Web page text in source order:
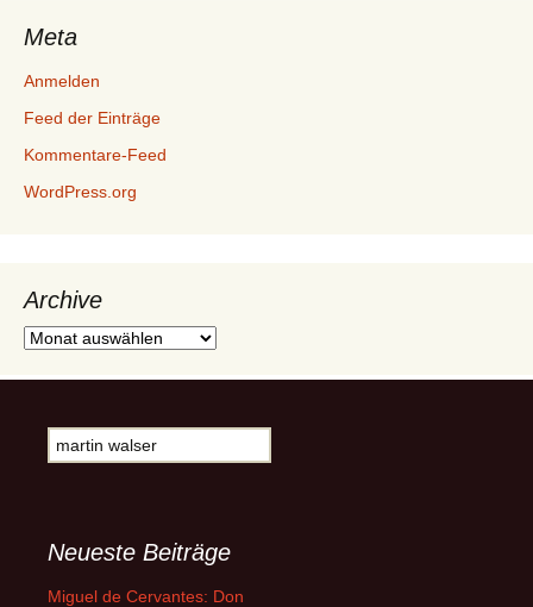
Meta
Anmelden
Feed der Einträge
Kommentare-Feed
WordPress.org
Archive
Archive
Suche
nach:
Neueste Beiträge
Miguel de Cervantes: Don